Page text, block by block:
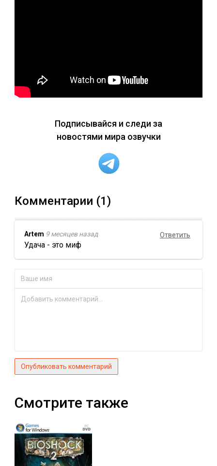
Подписывайся и следи за
новостями мира озвучки
Комментарии (1)
Ответить
Artem 9 месяцев назад
Удача - это миф
Опубликовать комментарий
Смотрите также